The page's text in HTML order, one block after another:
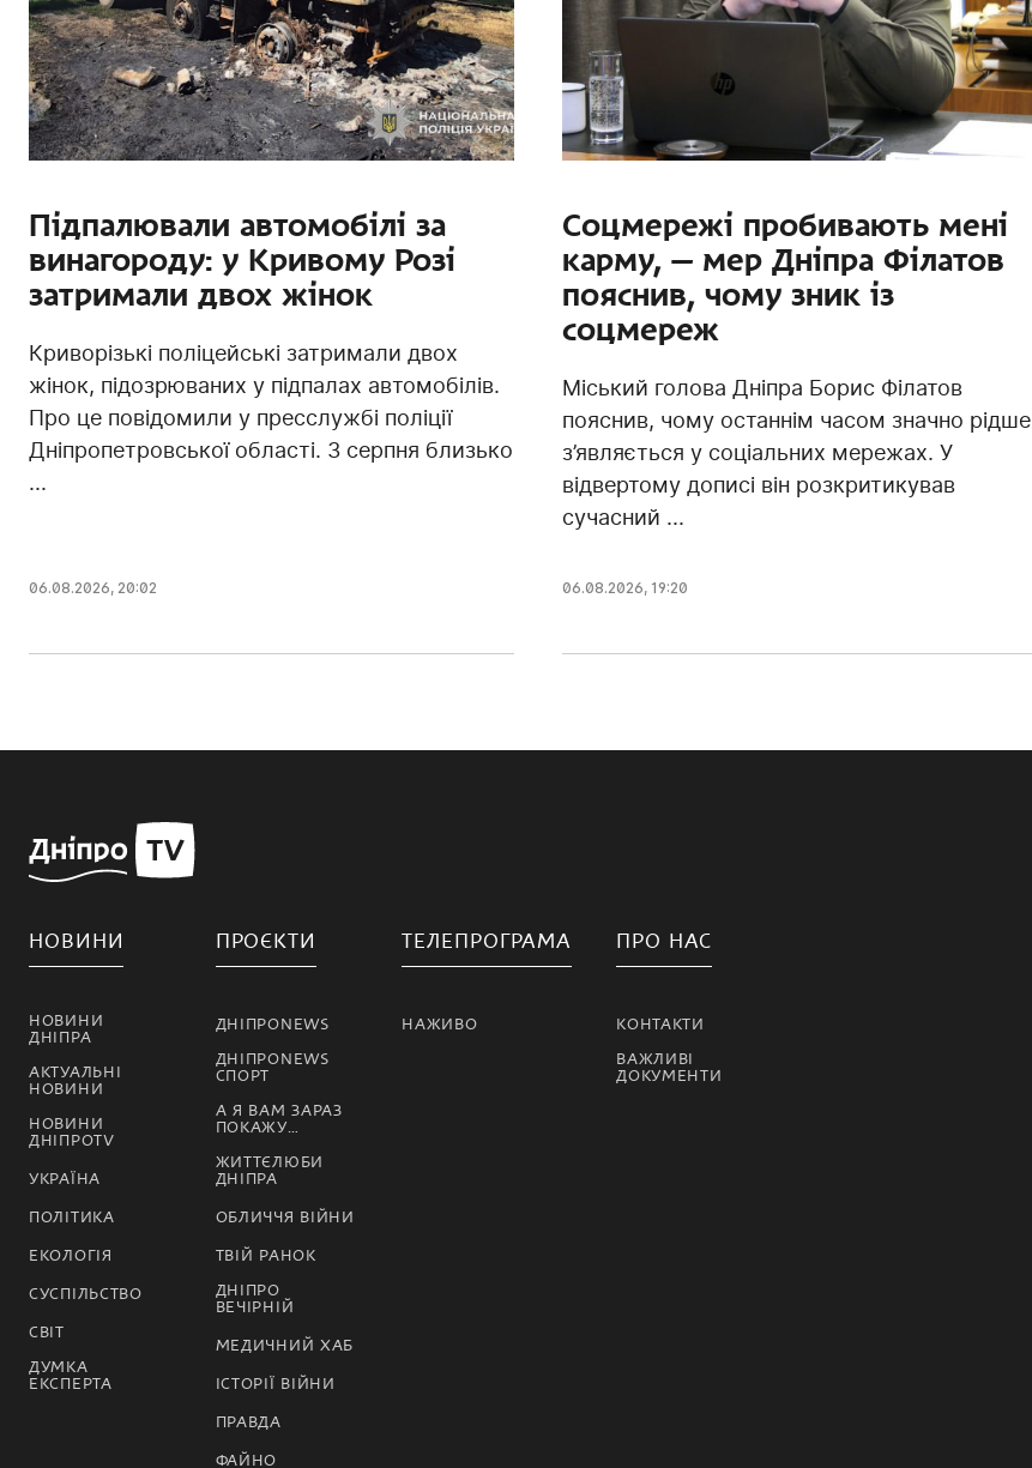
Підпалювали автомобілі за
винагороду: у Кривому Розі
затримали двох жінок
Криворізькі поліцейські затримали двох
жінок, підозрюваних у підпалах автомобілів.
Про це повідомили у пресслужбі поліції
Дніпропетровської області. 3 серпня близько
...
06.08.2026, 20:02
Соцмережі пробивають мені
карму, — мер Дніпра Філатов
пояснив, чому зник із
соцмереж
Міський голова Дніпра Борис Філатов
пояснив, чому останнім часом значно рідше
з’являється у соціальних мережах. У
відвертому дописі він розкритикував
сучасний ...
06.08.2026, 19:20
НОВИНИ
НОВИНИ
ДНІПРА
АКТУАЛЬНІ
НОВИНИ
НОВИНИ
ДНІПРОTV
УКРАЇНА
ПОЛІТИКА
ЕКОЛОГІЯ
СУСПІЛЬСТВО
СВІТ
ДУМКА
ЕКСПЕРТА
ПРОЄКТИ
ДНІПРОNEWS
ДНІПРОNEWS
СПОРТ
А Я ВАМ ЗАРАЗ
ПОКАЖУ…
ЖИТТЄЛЮБИ
ДНІПРА
ОБЛИЧЧЯ ВІЙНИ
ТВІЙ РАНОК
ДНІПРО
ВЕЧІРНІЙ
МЕДИЧНИЙ ХАБ
ІСТОРІЇ ВІЙНИ
ПРАВДА
ФАЙНО
ТЕЛЕПРОГРАМА
НАЖИВО
ПРО НАС
КОНТАКТИ
ВАЖЛИВІ
ДОКУМЕНТИ